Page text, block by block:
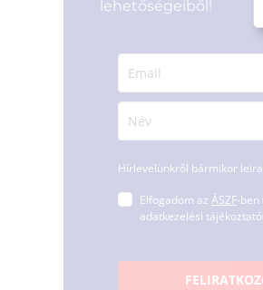
lehetőségeiből!
Hírlevelünkről bármikor
Elfogadom az ÁSZF-ben
adatkezelési